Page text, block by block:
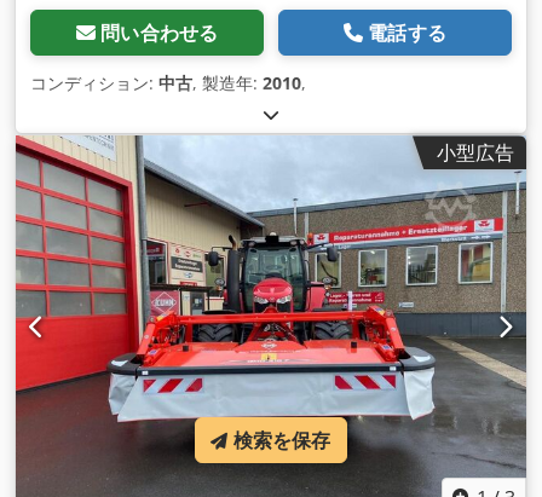
問い合わせる 電話する
コンディション: 中古, 製造年: 2010,
小型広告
検索を保存